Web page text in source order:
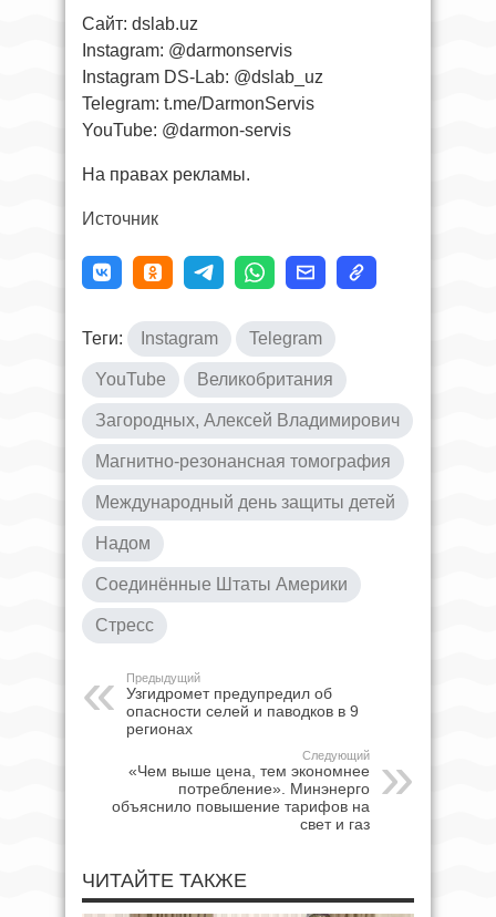
Сайт: dslab.uz
Instagram: @darmonservis
Instagram DS-Lab: @dslab_uz
Telegram: t.me/DarmonServis
YouTube: @darmon-servis
На правах рекламы.
Источник
Теги: Instagram Telegram
YouTube Великобритания
Загородных, Алексей Владимирович
Магнитно-резонансная томография
Международный день защиты детей
Надом
Соединённые Штаты Америки
Стресс
Предыдущий
Узгидромет предупредил об
опасности селей и паводков в 9
регионах
Следующий
«Чем выше цена, тем экономнее
потребление». Минэнерго
объяснило повышение тарифов на
свет и газ
ЧИТАЙТЕ ТАКЖЕ